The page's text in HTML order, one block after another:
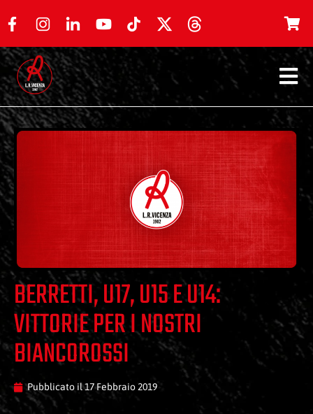
BERRETTI, U17, U15 E U14:
VITTORIE PER I NOSTRI
BIANCOROSSI
Pubblicato il17 Febbraio 2019